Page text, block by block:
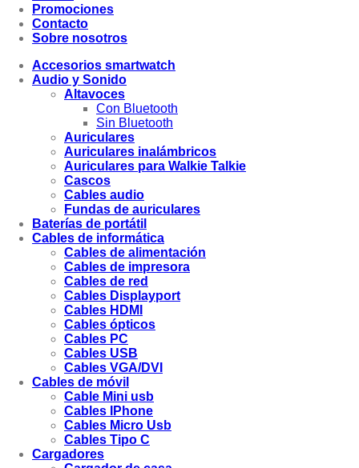
Promociones
Contacto
Sobre nosotros
Accesorios smartwatch
Audio y Sonido
Altavoces
Con Bluetooth
Sin Bluetooth
Auriculares
Auriculares inalámbricos
Auriculares para Walkie Talkie
Cascos
Cables audio
Fundas de auriculares
Baterías de portátil
Cables de informática
Cables de alimentación
Cables de impresora
Cables de red
Cables Displayport
Cables HDMI
Cables ópticos
Cables PC
Cables USB
Cables VGA/DVI
Cables de móvil
Cable Mini usb
Cables IPhone
Cables Micro Usb
Cables Tipo C
Cargadores